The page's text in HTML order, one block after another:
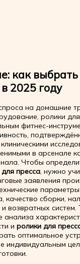
как
2025 году
на домашние
ролики
фитнес-
в арсенале
Чтобы
пресса, нужно
заявления
качество сборки,
возвратных
и ролики для
оптимальное
индивидуальным